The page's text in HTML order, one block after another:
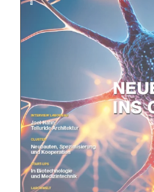
Mit dem
jede Woche
(erforderlich)